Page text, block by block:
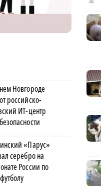
Новгороде
российско-
ИТ-центр
«Парус»
серебро на
России по